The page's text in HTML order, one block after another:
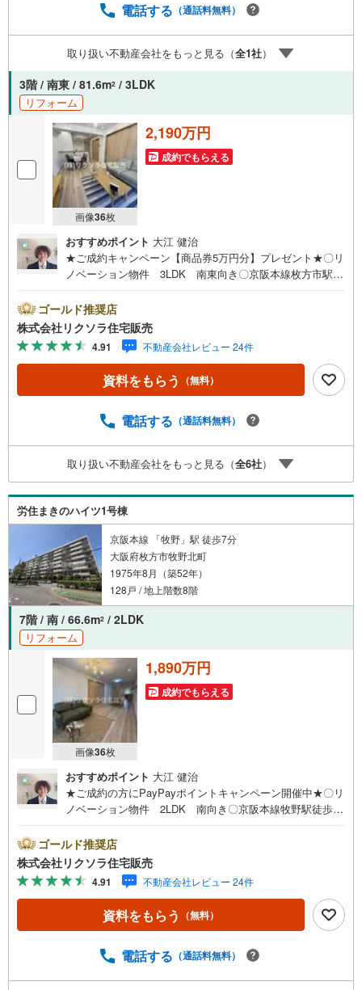
動産会社・他サイトの掲載物件もまとめてご案内可能リフ
トな住宅ローン商品のご提案〇住宅ローンの金利や優遇
率、審査基準などを詳しくご説明〇住宅ローンとリフォー
ムローンの一体型商品もご提案〇仕事や収入・現在過去の
借入による住宅ローンへの問題解決是非ともお問合せ下さ
い
電話する （通話料無料）
取り扱い不動産会社をもっと見る（全1社）
3階 / 南東 / 81.6m2 / 3LDK
リフォーム
画像36枚
2,190万円
成約でもらえる
おすすめポイント 大江 健治
★ご成約キャンペーン【商品券5万円分】プレゼント★〇リ
ノベーション物件 3LDK 南東向き〇京阪本線枚方市駅徒
クローゼット 収納豊富■営業時間 9:30～20:00 ■即日案
内可能！※当日・翌日のご案内はお電話でのお問合せがスム
ーズ■定休日 毎週水曜日◇弊社ホームページよりLINEで
のお問合せも好評！◇不動産情報サイト未掲載物件、弊社
ホームページに多数掲載！◇学校区物件検索も充実！ご希
望の学校区での物件探しに便利！「リクソラ住宅販売」で
社・他サイトの掲載物件もまとめてご案内可能リフォーム
宅ローン商品のご提案〇住宅ローンの金利や優遇率、審査
基準などを詳しくご説明〇住宅ローンとリフォームローン
の一体型商品もご提案〇仕事や収入・現在過去の借入によ
る住宅ローンへの問題解決是非ともお問合せ下さい
ゴールド推奨店
株式会社リクソラ住宅販売
4.91 不動産会社レビュー 24件
資料をもらう （無料）
電話する （通話料無料）
取り扱い不動産会社をもっと見る（全6社）
労住まきのハイツ1号棟
京阪本線 「牧野」駅 徒歩7分
大阪府枚方市牧野北町
1975年8月（築52年）
128戸 / 地上階数8階
7階 / 南 / 66.6m2 / 2LDK
リフォーム
画像36枚
1,890万円
成約でもらえる
おすすめポイント 大江 健治
★ご成約の方にPayPayポイントキャンペーン開催中★〇リ
ノベーション物件 2LDK 南向き〇京阪本線牧野駅徒歩7
クインクローゼット2ヶ所■営業時間 9:30～20:00 ■即日
案内可能！※当日・翌日のご案内はお電話でのお問合せがス
ムーズ■定休日 毎週水曜日◇弊社ホームページよりLINE
でのお問合せも好評！◇不動産情報サイト未掲載物件、弊
社ホームページに多数掲載！◇学校区物件検索も充実！ご
希望の学校区での物件探しに便利！「リクソラ住宅販売」
社・他サイトの掲載物件もまとめてご案内可能リフォーム
ゴールド推奨店
株式会社リクソラ住宅販売
4.91 不動産会社レビュー 24件
資料をもらう （無料）
電話する （通話料無料）